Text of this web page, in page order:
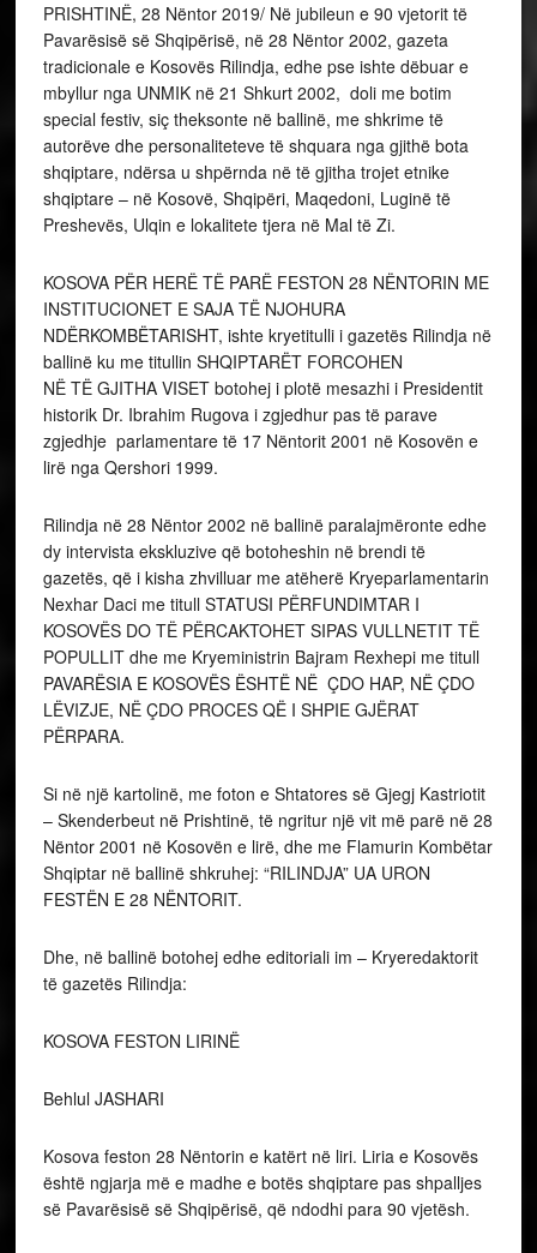
PRISHTINË, 28 Nëntor 2019/ Në jubileun e 90 vjetorit të
Pavarësisë së Shqipërisë, në 28 Nëntor 2002, gazeta
tradicionale e Kosovës Rilindja, edhe pse ishte dëbuar e
mbyllur nga UNMIK në 21 Shkurt 2002, doli me botim
special festiv, siç theksonte në ballinë, me shkrime të
autorëve dhe personaliteteve të shquara nga gjithë bota
shqiptare, ndërsa u shpërnda në të gjitha trojet etnike
shqiptare – në Kosovë, Shqipëri, Maqedoni, Luginë të
Preshevës, Ulqin e lokalitete tjera në Mal të Zi.
KOSOVA PËR HERË TË PARË FESTON 28 NËNTORIN ME
INSTITUCIONET E SAJA TË NJOHURA
NDËRKOMBËTARISHT, ishte kryetitulli i gazetës Rilindja në
ballinë ku me titullin SHQIPTARËT FORCOHEN
NË TË GJITHA VISET botohej i plotë mesazhi i Presidentit
historik Dr. Ibrahim Rugova i zgjedhur pas të parave
zgjedhje parlamentare të 17 Nëntorit 2001 në Kosovën e
lirë nga Qershori 1999.
Rilindja në 28 Nëntor 2002 në ballinë paralajmëronte edhe
dy intervista ekskluzive që botoheshin në brendi të
gazetës, që i kisha zhvilluar me atëherë Kryeparlamentarin
Nexhar Daci me titull STATUSI PËRFUNDIMTAR I
KOSOVËS DO TË PËRCAKTOHET SIPAS VULLNETIT TË
POPULLIT dhe me Kryeministrin Bajram Rexhepi me titull
PAVARËSIA E KOSOVËS ËSHTË NË ÇDO HAP, NË ÇDO
LËVIZJE, NË ÇDO PROCES QË I SHPIE GJËRAT
PËRPARA.
Si në një kartolinë, me foton e Shtatores së Gjegj Kastriotit
– Skenderbeut në Prishtinë, të ngritur një vit më parë në 28
Nëntor 2001 në Kosovën e lirë, dhe me Flamurin Kombëtar
Shqiptar në ballinë shkruhej: “RILINDJA” UA URON
FESTËN E 28 NËNTORIT.
Dhe, në ballinë botohej edhe editoriali im – Kryeredaktorit
të gazetës Rilindja:
KOSOVA FESTON LIRINË
Behlul JASHARI
Kosova feston 28 Nëntorin e katërt në liri. Liria e Kosovës
është ngjarja më e madhe e botës shqiptare pas shpalljes
së Pavarësisë së Shqipërisë, që ndodhi para 90 vjetësh.